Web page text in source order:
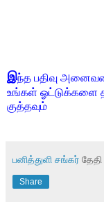
இந்த பதிவு
உங்கள் ஓட்டுக்களை
குத்தவும்
பனித்துளி சங்கர் தேதி
Share